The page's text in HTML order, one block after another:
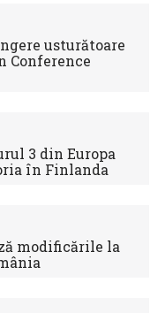
usturătoare
Conference
3 din Europa
în Finlanda
modificările la